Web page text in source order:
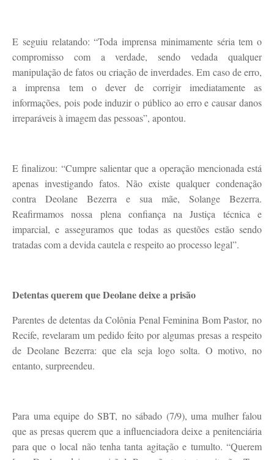
E seguiu relatando: “Toda imprensa minimamente séria tem o
compromisso com a verdade, sendo vedada qualquer
manipulação de fatos ou criação de inverdades. Em caso de erro,
a imprensa tem o dever de corrigir imediatamente as
informações, pois pode induzir o público ao erro e causar danos
irreparáveis à imagem das pessoas”, apontou.
E finalizou: “Cumpre salientar que a operação mencionada está
apenas investigando fatos. Não existe qualquer condenação
contra Deolane Bezerra e sua mãe, Solange Bezerra.
Reafirmamos nossa plena confiança na Justiça técnica e
imparcial, e asseguramos que todas as questões estão sendo
tratadas com a devida cautela e respeito ao processo legal”.
Detentas querem que Deolane deixe a prisão
Parentes de detentas da Colônia Penal Feminina Bom Pastor, no
Recife, revelaram um pedido feito por algumas presas a respeito
de Deolane Bezerra: que ela seja logo solta. O motivo, no
entanto, surpreendeu.
Para uma equipe do SBT, no sábado (7/9), uma mulher falou
que as presas querem que a influenciadora deixe a penitenciária
para que o local não tenha tanta agitação e tumulto. “Querem